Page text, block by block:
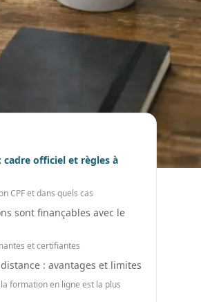
cadre officiel et règles à
CPF et dans quels cas
sont finançables avec le
et certifiantes
distance : avantages et limites
formation en ligne est la plus